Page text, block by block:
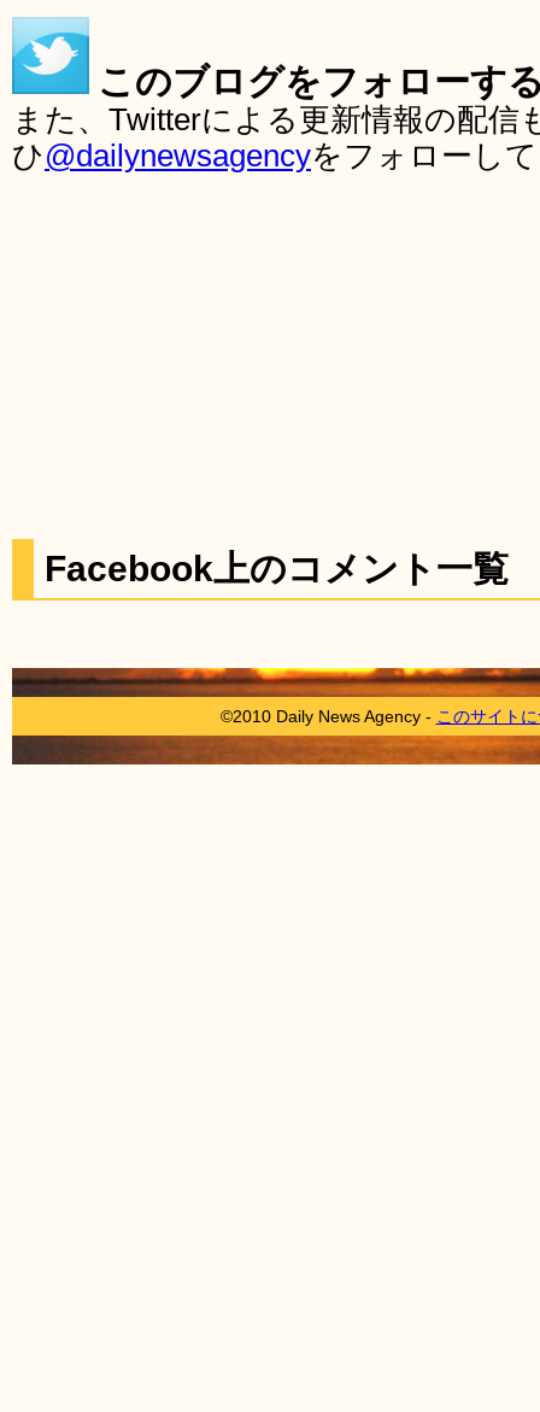
このブログをフォローす
また、Twitterによる更新情報の配
ひ@dailynewsagencyをフォローし
Facebook上のコメント一覧
©2010 Daily News Agency - このサイト